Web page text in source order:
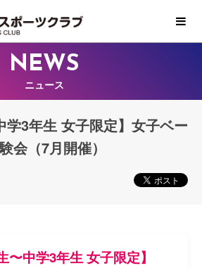
MENU
NEWS
ニュース
学3年生 女子限定】女子ベー
会（7月開催）
〜中学3年生 女子限定】